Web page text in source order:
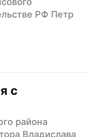
РФ Петр
с
района
Владислава